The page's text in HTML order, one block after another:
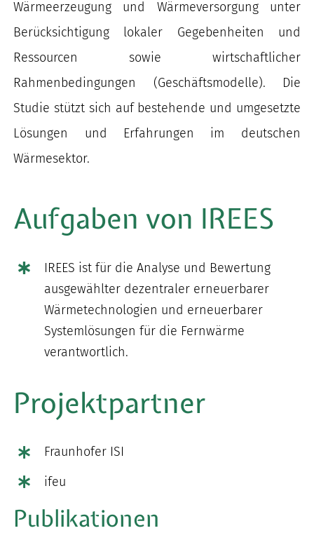
Wärmeerzeugung und Wärmeversorgung unter
Berücksichtigung lokaler Gegebenheiten und
Ressourcen sowie wirtschaftlicher
Rahmenbedingungen (Geschäftsmodelle). Die
Studie stützt sich auf bestehende und umgesetzte
Lösungen und Erfahrungen im deutschen
Wärmesektor.
Aufgaben von IREES
IREES ist für die Analyse und Bewertung
ausgewählter dezentraler erneuerbarer
Wärmetechnologien und erneuerbarer
Systemlösungen für die Fernwärme
verantwortlich.
Projektpartner
Fraunhofer ISI
ifeu
Publikationen